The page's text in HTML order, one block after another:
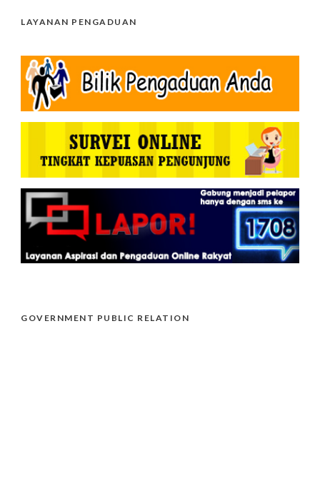
LAYANAN PENGADUAN
GOVERNMENT PUBLIC RELATION